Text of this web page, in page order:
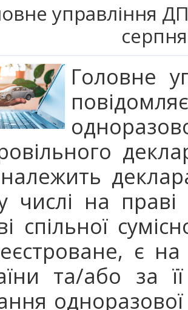
управління
Головне
числі на праві
спільної
є
та/або за
одноразової